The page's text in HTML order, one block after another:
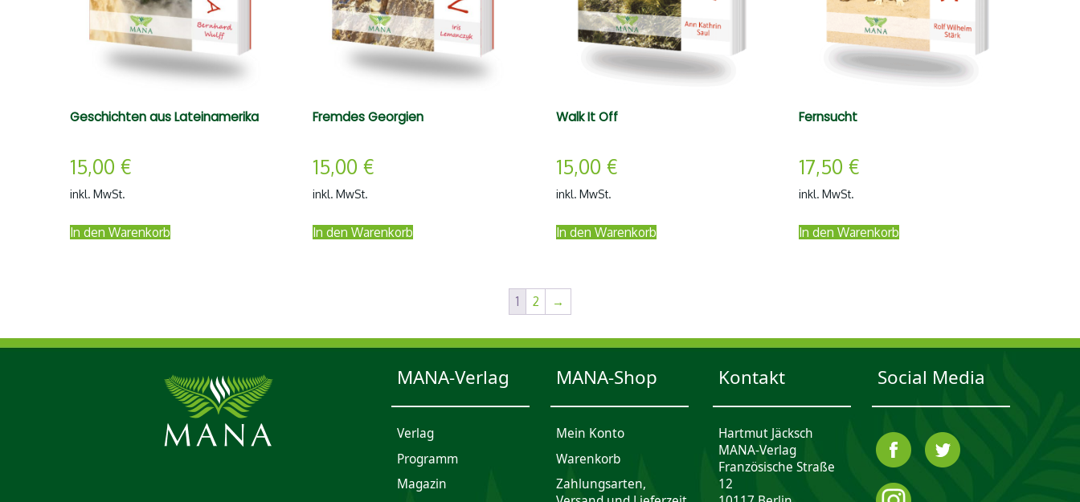
Geschichten aus Lateinamerika
15,00 €
inkl. MwSt.
In den Warenkorb
Fremdes Georgien
15,00 €
inkl. MwSt.
In den Warenkorb
Walk It Off
15,00 €
inkl. MwSt.
In den Warenkorb
Fernsucht
17,50 €
inkl. MwSt.
In den Warenkorb
1 2 →
MANA-Verlag
Verlag
Programm
Magazin
MANA-Shop
Mein Konto
Waren­korb
Zahlungsarten,
Kontakt
Hartmut Jäcksch
MANA-Verlag
Französische Straße
12
Social Media